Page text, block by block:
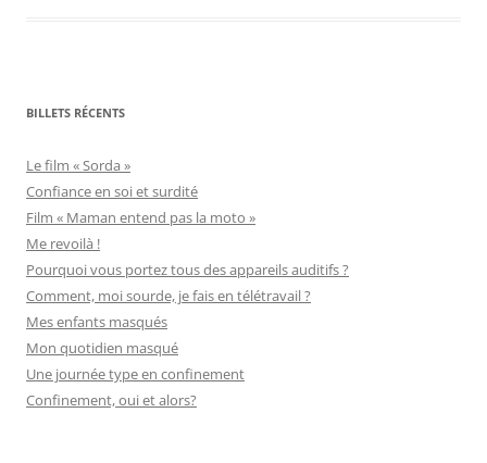
BILLETS RÉCENTS
Le film « Sorda »
Confiance en soi et surdité
Film « Maman entend pas la moto »
Me revoilà !
Pourquoi vous portez tous des appareils auditifs ?
Comment, moi sourde, je fais en télétravail ?
Mes enfants masqués
Mon quotidien masqué
Une journée type en confinement
Confinement, oui et alors?